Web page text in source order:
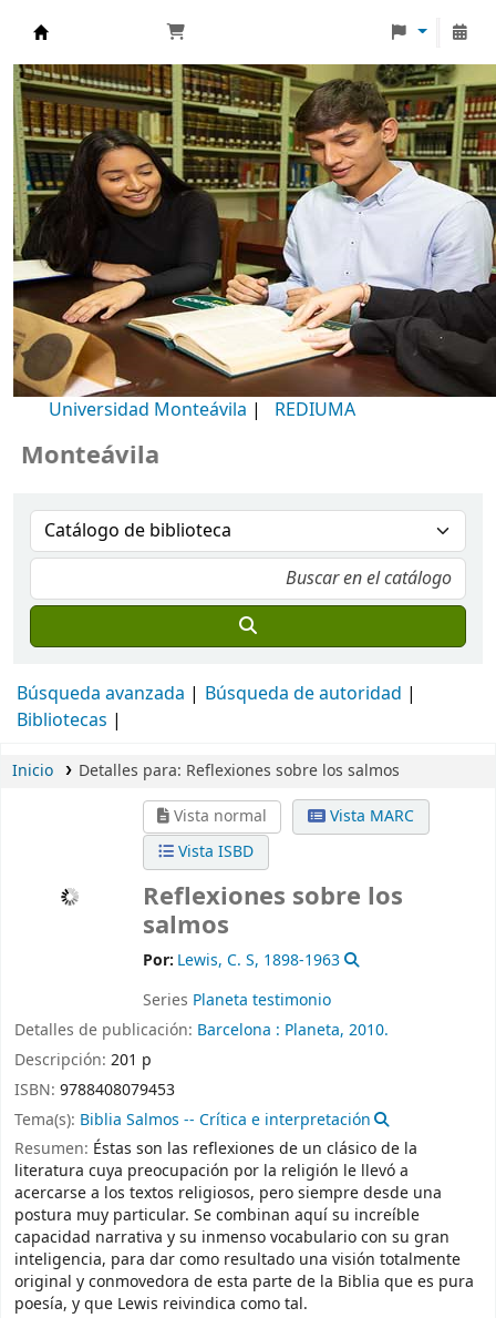
Biblioteca Universidad Monteávila
Universidad Monteávila | REDIUMA
Búsqueda avanzada
Búsqueda de autoridad
Bibliotecas
Inicio Detalles para: Reflexiones sobre los salmos
Vista normal
Vista MARC
Vista ISBD
Reflexiones sobre los
salmos
Por: Lewis, C. S, 1898-1963
Series Planeta testimonio
Detalles de publicación: Barcelona : Planeta, 2010.
Descripción: 201 p
ISBN: 9788408079453
Tema(s): Biblia Salmos -- Crítica e interpretación
Resumen: Éstas son las reflexiones de un clásico de la
literatura cuya preocupación por la religión le llevó a
acercarse a los textos religiosos, pero siempre desde una
postura muy particular. Se combinan aquí su increíble
capacidad narrativa y su inmenso vocabulario con su gran
inteligencia, para dar como resultado una visión totalmente
original y conmovedora de esta parte de la Biblia que es pura
poesía, y que Lewis reivindica como tal.